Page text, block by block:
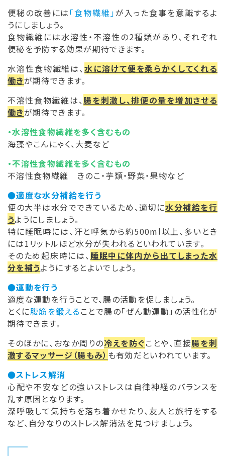
便秘の改善には 「食物繊維」が入った食事を意識するよ
うにしましょう。
食物繊維には水溶性・不溶性の2種類があり、それぞれ
便秘を予防する効果が期待できます。
水溶性食物繊維は、水に溶けて便を柔らかくしてくれる
働きが期待できます。
不溶性食物繊維は、腸を刺激し、排便の量を増加させる
働きが期待できます。
・水溶性食物繊維を多く含むもの
海藻やこんにゃく、大麦など
・不溶性食物繊維を多く含むもの
不溶性食物繊維 きのこ・芋類・野菜・果物など
●適度な水分補給を行う
便の大半は水分でできているため、適切に水分補給を行
うようにしましょう。
特に睡眠時には、汗と呼気から約500ml以上、多いとき
には1リットルほど水分が失われるといわれています。
そのため起床時には、 睡眠中に体内から出てしまった水
分を補うようにするとよいでしょう。
●運動を行う
適度な運動を行うことで、腸の活動を促しましょう。
とくに腹筋を鍛える ことで腸の「ぜん動運動」の活性化が
期待できます。
そのほかに、おなか周りの冷えを防ぐことや、直接腸を刺
激するマッサージ（腸もみ） も有効だといわれています。
●ストレス解消
心配や不安などの強いストレスは自律神経のバランスを
乱す原因となります。
深呼吸して気持ちを落ち着かせたり、友人と旅行をする
など、自分なりのストレス解消法を見つけましょう。